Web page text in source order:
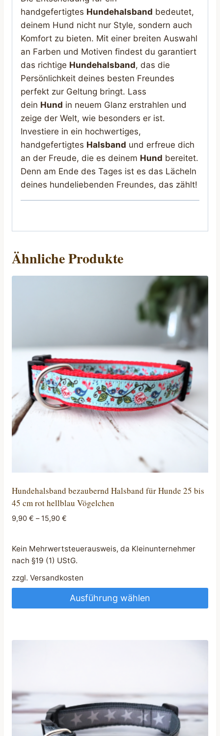
handgefertigtes Hundehalsband bedeutet,
deinem Hund nicht nur Style, sondern auch
Komfort zu bieten. Mit einer breiten Auswahl
an Farben und Motiven findest du garantiert
das richtige Hundehalsband, das die
Persönlichkeit deines besten Freundes
perfekt zur Geltung bringt. Lass
dein Hund in neuem Glanz erstrahlen und
zeige der Welt, wie besonders er ist.
Investiere in ein hochwertiges,
handgefertigtes Halsband und erfreue dich
an der Freude, die es deinem Hund bereitet.
Denn am Ende des Tages ist es das Lächeln
deines hundeliebenden Freundes, das zählt!
Ähnliche Produkte
Hundehalsband bezaubernd Halsband für Hunde 25 bis
45 cm rot hellblau Vögelchen
9,90 € –15,90 €
Kein Mehrwertsteuerausweis, da Kleinunternehmer
nach §19 (1) UStG.
zzgl. Versandkosten
Ausführung wählen
weist
Die
Optionen
können